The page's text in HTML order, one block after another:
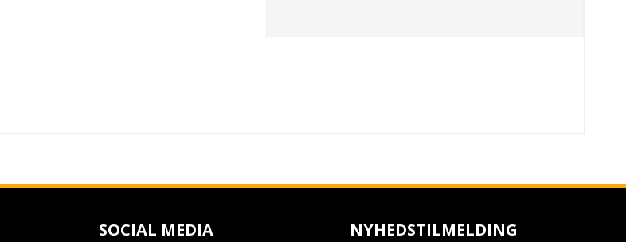
SOCIAL MEDIA NYHEDSTILMELDING